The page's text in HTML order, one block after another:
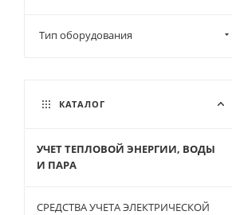
Тип оборудования
КАТАЛОГ
УЧЕТ ТЕПЛОВОЙ ЭНЕРГИИ, ВОДЫ
И ПАРА
СРЕДСТВА УЧЕТА ЭЛЕКТРИЧЕСКОЙ